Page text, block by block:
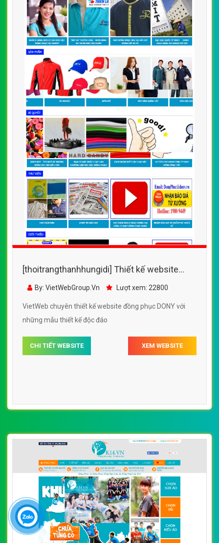
[thoitrangthanhhungidi] Thiết kế website
đồng phục DONY đẹp, chuyên nghiệp chuẩn
By: VietWebGroup.Vn Lượt xem: 22800
VietWeb chuyên thiết kế website đồng phục DONY với
những mẫu thiết kế độc đáo
CHI TIẾT WEBSITE XEM WEBSITE